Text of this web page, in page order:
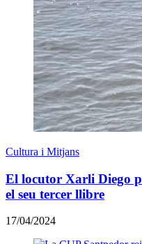
Cultura i Mitjans
El locutor Xarli Diego
el seu tercer llibre
17/04/2024